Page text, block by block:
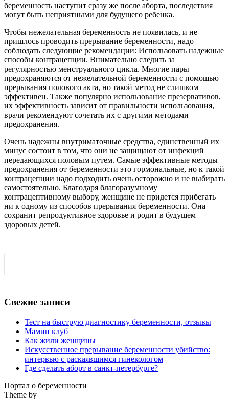
беременность наступит сразу же после аборта, последствия
могут быть неприятными для будущего ребенка.
Чтобы нежелательная беременность не появилась, и не
пришлось проводить прерывание беременности, надо
соблюдать следующие рекомендации: Использовать надежные
способы контрацепции. Внимательно следить за
регулярностью менструального цикла. Многие пары
предохраняются от нежелательной беременности с помощью
прерывания полового акта, но такой метод не слишком
эффективен. Также популярно использование презервативов,
их эффективность зависит от правильности использования,
врачи рекомендуют сочетать их с другими методами
предохранения.
Очень надежны внутриматочные средства, единственный их
минус состоит в том, что они не защищают от инфекций
передающихся половым путем. Самые эффективные методы
предохранения от беременности это гормональные, но к такой
контрацепции надо подходить очень осторожно и не выбирать
самостоятельно. Благодаря благоразумному
контрацептивному выбору, женщине не придется прибегать
ни к одному из способов прерывания беременности. Она
сохранит репродуктивное здоровье и родит в будущем
здоровых детей.
Свежие записи
Тест на быструю диагностику беременности, отзывы
Мамин клуб
Как жили женщины
Искусственное прерывание беременности убийство:
интервью с раскаявшимся гинекологом
Где сделать аборт в санкт-петербурге?
Портал о беременности
Theme by